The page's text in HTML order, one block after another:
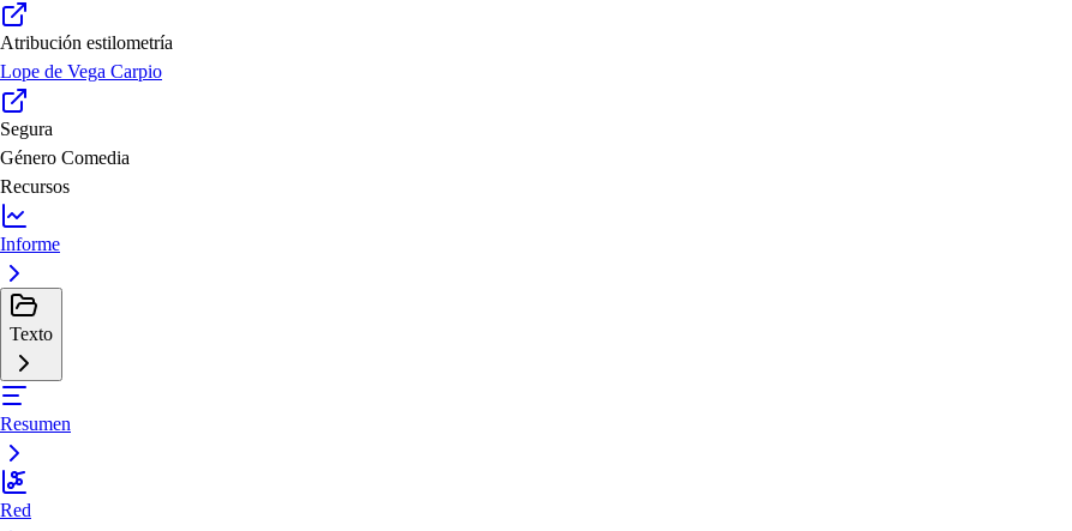
Atribución estilometría
Lope de Vega Carpio
Segura
Género Comedia
Recursos
Informe
Texto
Resumen
Red